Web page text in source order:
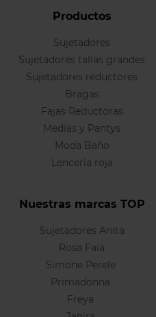
Productos
Sujetadores
Sujetadores tallas grandes
Sujetadores reductores
Bragas
Fajas Reductoras
Medias y Pantys
Moda Baño
Lencería roja
Nuestras marcas TOP
Sujetadores Anita
Rosa Faia
Simone Perele
Primadonna
Freya